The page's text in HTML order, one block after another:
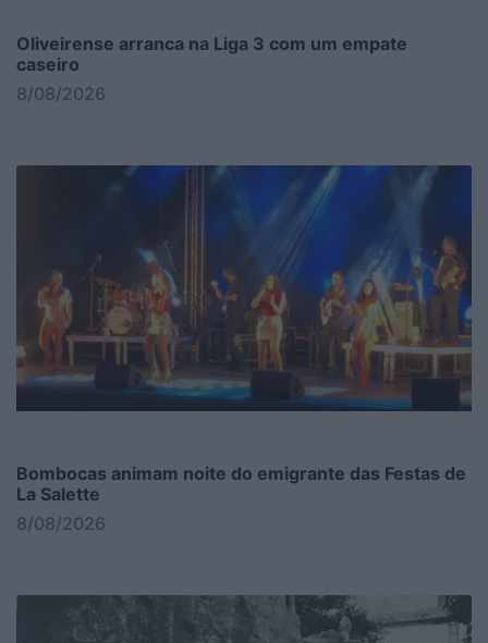
Oliveirense arranca na Liga 3 com um empate
caseiro
8/08/2026
Bombocas animam noite do emigrante das Festas de
La Salette
8/08/2026